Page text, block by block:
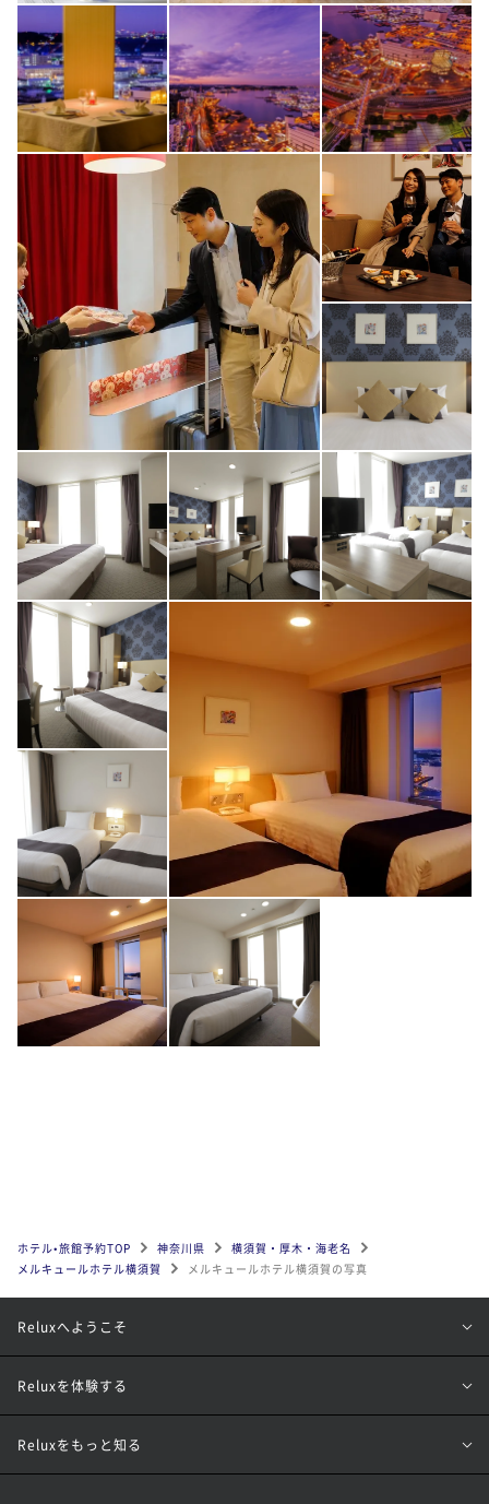
ホテル•旅館予約TOP 神奈川県
横須賀・厚木・海老名
メルキュールホテル横須賀
メルキュールホテル横須賀の写真
Reluxへようこそ
Reluxを体験する
Reluxをもっと知る